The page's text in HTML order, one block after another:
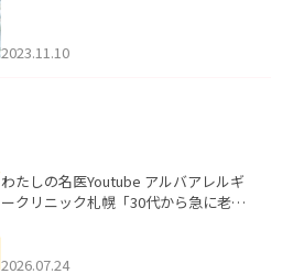
2023.11.10
わたしの名医Youtube アルバアレルギ
ークリニック札幌「30代から急に老け
た。
2026.07.24